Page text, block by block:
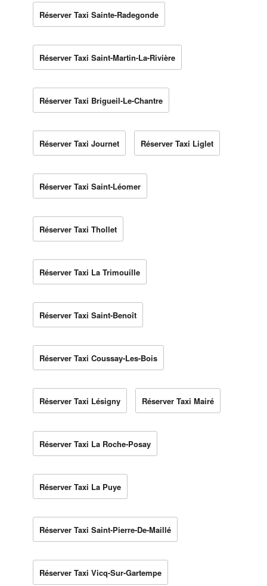
Réserver Taxi Sainte-Radegonde
Réserver Taxi Saint-Martin-La-Rivière
Réserver Taxi Brigueil-Le-Chantre
Réserver Taxi Journet Réserver Taxi Liglet
Réserver Taxi Saint-Léomer
Réserver Taxi Thollet
Réserver Taxi La Trimouille
Réserver Taxi Saint-Benoît
Réserver Taxi Coussay-Les-Bois
Réserver Taxi Lésigny Réserver Taxi Mairé
Réserver Taxi La Roche-Posay
Réserver Taxi La Puye
Réserver Taxi Saint-Pierre-De-Maillé
Réserver Taxi Vicq-Sur-Gartempe